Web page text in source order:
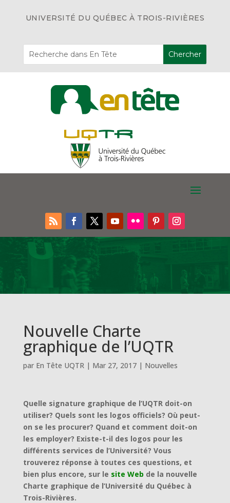
UNIVERSITÉ DU QUÉBEC À TROIS-RIVIÈRES
Nouvelle Charte
graphique de l’UQTR
par En Tête UQTR| Mar 27, 2017| Nouvelles
Quelle signature graphique de l’UQTR doit-on
utiliser? Quels sont les logos officiels? Où peut-
on se les procurer? Quand et comment doit-on
les employer? Existe-t-il des logos pour les
différents services de l’Université? Vous
trouverez réponse à toutes ces questions, et
bien plus encore, sur le site Web de la nouvelle
Charte graphique de l’Université du Québec à
Trois-Rivières.